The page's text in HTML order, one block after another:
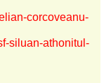
corcoveanu-
siluan-athonitul-